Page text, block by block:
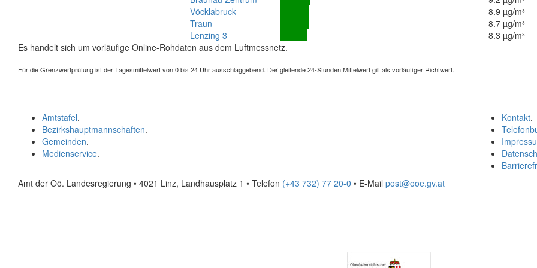
Vöcklabruck
8.9 µg/m³
Traun
8.7 µg/m³
Lenzing 3
8.3 µg/m³
Es handelt sich um vorläufige Online-Rohdaten aus dem Luftmessnetz.
Für die Grenzwertprüfung ist der Tagesmittelwert von 0 bis 24 Uhr ausschlaggebend. Der gleitende 24-Stunden Mittelwert gilt als vorläufiger Richtwert.
Kontakt.
Amtstafel.
Bezirkshauptmannschaften.
Gemeinden.
Medienservice.
Amt der Oö. Landesregierung • 4021 Linz, Landhausplatz 1 • Telefon (+43 732) 77 20-0 • E-Mail post@ooe.gv.at